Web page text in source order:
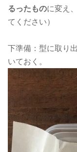
るったものに変え
てください）
下準備：型に取り
いておく。